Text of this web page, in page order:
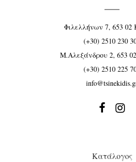
Φιλελλήνων 7, 653
(+30) 2510 230
Μ.Αλεξάνδρου 2, 653
(+30) 2510 225
 
Κατάλογος